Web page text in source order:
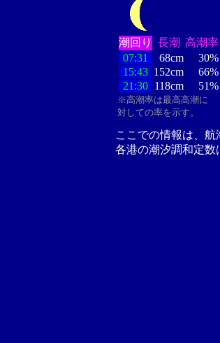
潮回り 長潮 高潮率
07:31
68cm
30%
15:43 152cm
66%
21:30 118cm 51%
※高潮率は最高高潮に
対しての率を示す。
ここでの情報は、
各港の潮汐調和定数